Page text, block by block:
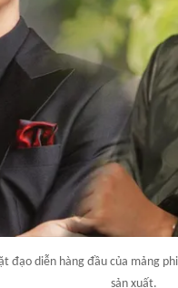
đạo diễn hàng đầu của mảng
sản xuất.